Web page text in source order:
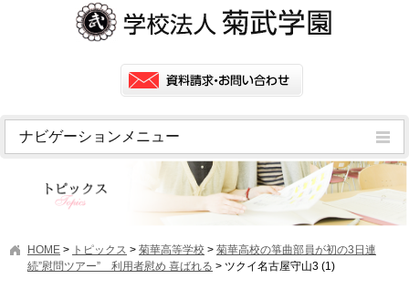
ナビゲーションメニュー
アクセス
HOME > トピックス > 菊華高等学校 > 菊華高校の箏曲部員が初の3日連
続”慰問ツアー” 利用者慰め 喜ばれる > ツクイ名古屋守山3 (1)